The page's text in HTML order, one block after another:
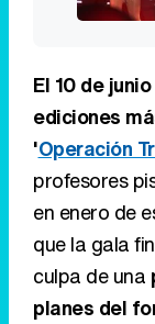
El 10 de
ediciones
'Operación
profesores
en enero de
que la gala
culpa de una
planes del